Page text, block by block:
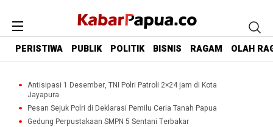
PERISTIWA PUBLIK POLITIK BISNIS RAGAM OLAH
Antisipasi 1 Desember, TNI Polri Patroli 2×24 jam di Kota
Jayapura
Pesan Sejuk Polri di Deklarasi Pemilu Ceria Tanah Papua
Gedung Perpustakaan SMPN 5 Sentani Terbakar